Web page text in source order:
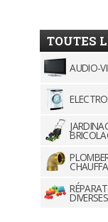
TOUTES
AUDIO-
DIVERSES